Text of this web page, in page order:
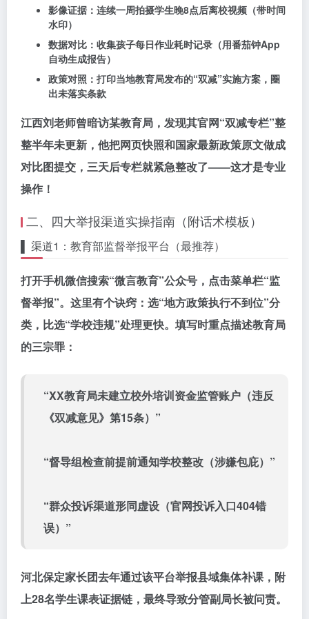
影像证据 ：连续一周拍摄学生晚8点后离校视频（带时间
水印）
数据对比 ：收集孩子每日作业耗时记录（用番茄钟App
自动生成报告）
政策对照 ：打印当地教育局发布的“双减”实施方案，圈
出未落实条款
江西刘老师曾暗访某教育局，发现其官网“双减专栏”整
整半年未更新，他把网页快照和国家最新政策原文做成
对比图提交，三天后专栏就紧急整改了——这才是专业
操作！
二、四大举报渠道实操指南（附话术模板）
▌ 渠道1：教育部监督举报平台（最推荐）
打开手机微信搜索“微言教育”公众号，点击菜单栏“监
督举报”。这里有个诀窍： 选“地方政策执行不到位”分
类 ，比选“学校违规”处理更快。填写时重点描述教育局
的三宗罪：
“XX教育局未建立校外培训资金监管账户（违反
《双减意见》第15条）”
“督导组检查前提前通知学校整改（涉嫌包庇）”
“群众投诉渠道形同虚设（官网投诉入口404错
误）”
河北保定家长团去年通过该平台举报县域集体补课，附
上28名学生课表证据链，最终导致分管副局长被问责。